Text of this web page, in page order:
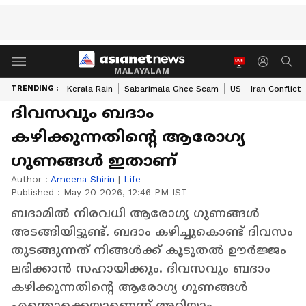
MALAYALAM
TRENDING : Kerala Rain Sabarimala Ghee Scam US - Iran Conflict
ദിവസവും ബദാം
കഴിക്കുന്നതിന്റെ ആരോഗ്യ
ഗുണങ്ങൾ ഇതാണ്
Author : Ameena Shirin | Life
Published : May 20 2026, 12:46 PM IST
ബദാമിൽ നിരവധി ആരോഗ്യ ഗുണങ്ങൾ
അടങ്ങിയിട്ടുണ്ട്. ബദാം കഴിച്ചുകൊണ്ട് ദിവസം
തുടങ്ങുന്നത് നിങ്ങൾക്ക് കൂടുതൽ ഊർജ്ജം
ലഭിക്കാൻ സഹായിക്കും. ദിവസവും ബദാം
കഴിക്കുന്നതിന്റെ ആരോഗ്യ ഗുണങ്ങൾ